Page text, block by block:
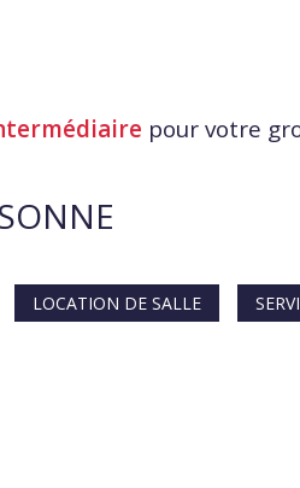
pour votre
LOCATION DE SALLE